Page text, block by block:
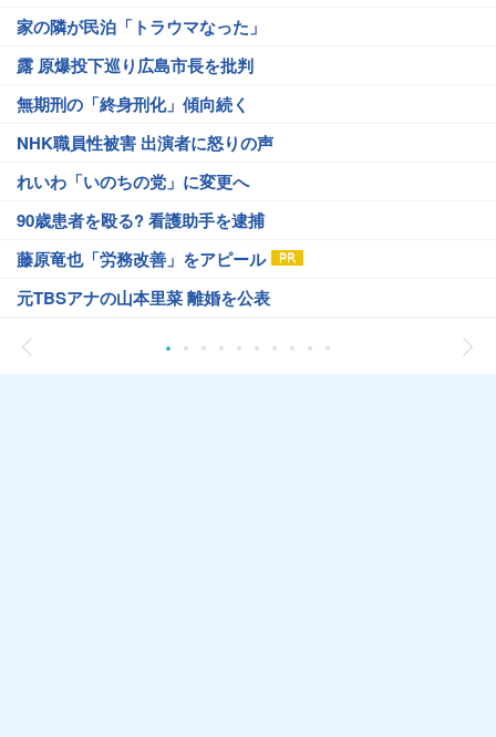
家の隣が民泊「トラウマなった」
露 原爆投下巡り広島市長を批判
無期刑の「終身刑化」傾向続く
NHK職員性被害 出演者に怒りの声
れいわ「いのちの党」に変更へ
90歳患者を殴る? 看護助手を逮捕
藤原竜也「労務改善」をアピール
元TBSアナの山本里菜 離婚を公表